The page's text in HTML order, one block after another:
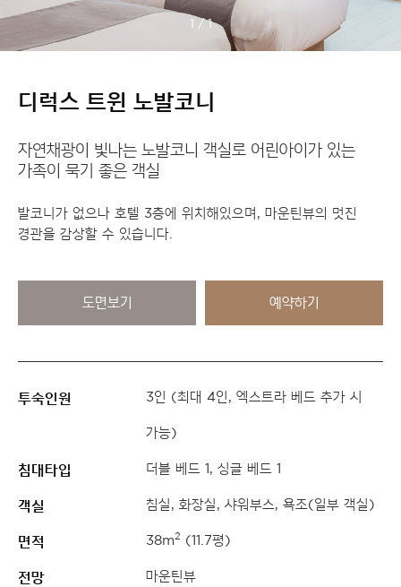
/1
디럭스 트윈 노발코니
자연채광이 빛나는 노발코니 객실로 어린아이가 있는
가족이 묵기 좋은 객실
발코니가 없으나 호텔 3층에 위치해있으며, 마운틴뷰의 멋진
경관을 감상할 수 있습니다.
도면보기 예약하기
투숙인원 3인 (최대 4인, 엑스트라 베드 추가 시
가능)
침대타입 더블 베드 1, 싱글 베드 1
객실 침실, 화장실, 샤워부스, 욕조(일부 객실)
면적 38m2 (11.7평)
전망 마운틴뷰